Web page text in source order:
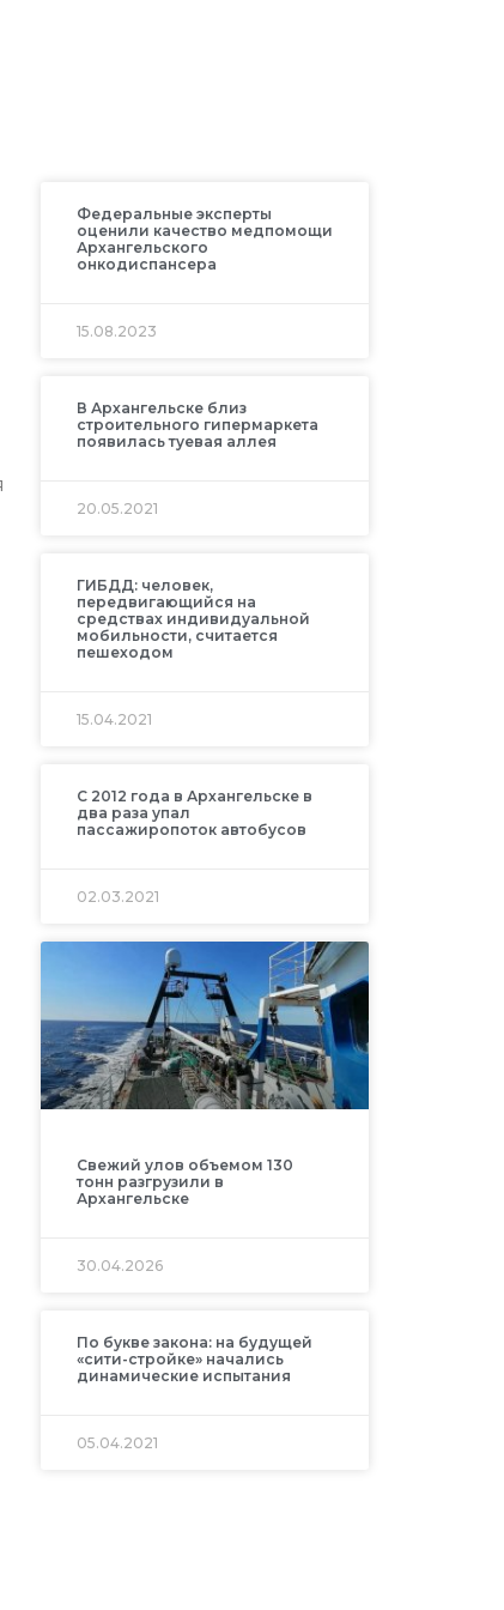
Федеральные эксперты
оценили качество медпомощи
Архангельского
онкодиспансера
15.08.2023
В Архангельске близ
строительного гипермаркета
появилась туевая аллея
20.05.2021
ГИБДД: человек,
передвигающийся на
средствах индивидуальной
мобильности, считается
пешеходом
15.04.2021
С 2012 года в Архангельске в
два раза упал
пассажиропоток автобусов
02.03.2021
Свежий улов объемом 130
тонн разгрузили в
Архангельске
30.04.2026
По букве закона: на будущей
«сити-стройке» начались
динамические испытания
05.04.2021